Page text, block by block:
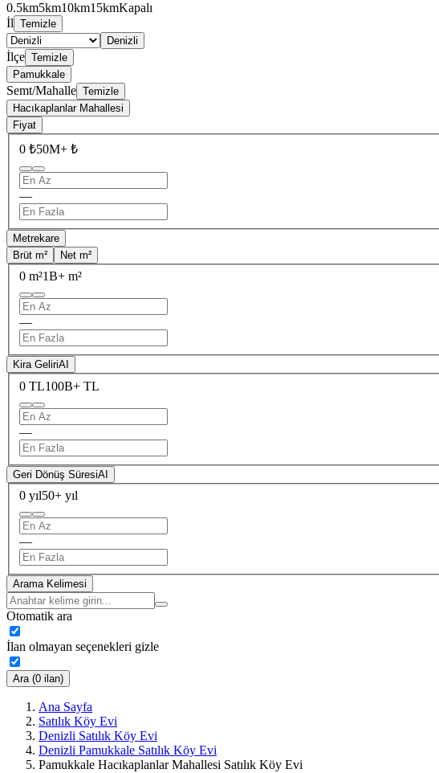
0.5km5km10km15kmKapalı
İl Temizle
Denizli
İlçe Temizle
Pamukkale
Semt/Mahalle Temizle
Hacıkaplanlar Mahallesi
Fiyat
0 ₺50M+ ₺
—
Metrekare
Brüt m²
Net m²
0 m²1B+ m²
—
Kira GeliriAI
0 TL100B+ TL
—
Geri Dönüş SüresiAI
0 yıl50+ yıl
—
Arama Kelimesi
Otomatik ara
İlan olmayan seçenekleri gizle
Ara (0 ilan)
Ana Sayfa
Satılık Köy Evi
Denizli Satılık Köy Evi
Denizli Pamukkale Satılık Köy Evi
Pamukkale Hacıkaplanlar Mahallesi Satılık Köy Evi